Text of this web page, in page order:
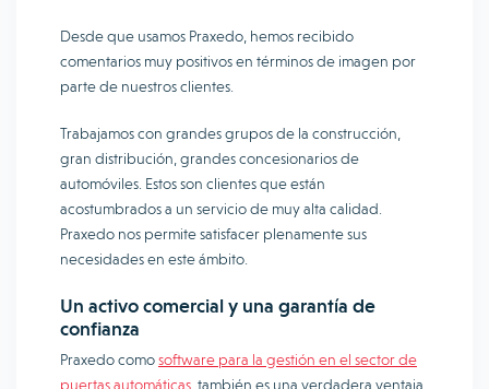
Desde que usamos Praxedo, hemos recibido
comentarios muy positivos en términos de imagen por
parte de nuestros clientes.
Trabajamos con grandes grupos de la construcción,
gran distribución, grandes concesionarios de
automóviles. Estos son clientes que están
acostumbrados a un servicio de muy alta calidad.
Praxedo nos permite satisfacer plenamente sus
necesidades en este ámbito.
Un activo comercial y una garantía de
confianza
Praxedo comosoftware para la gestión en el sector de
puertas automáticas , también es una verdadera ventaja